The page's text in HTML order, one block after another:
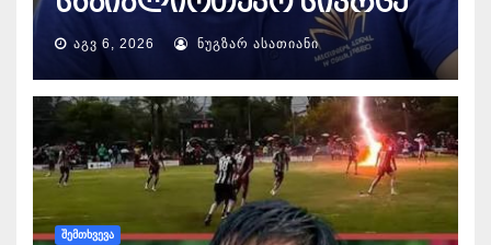
ᲐᲒᲕ 6, 2026 ᲜᲣᲒᲖᲐᲠ ᲐᲡᲐᲗᲘᲐᲜᲘ
ᲨᲔᲛᲗᲮᲕᲔᲕᲐ